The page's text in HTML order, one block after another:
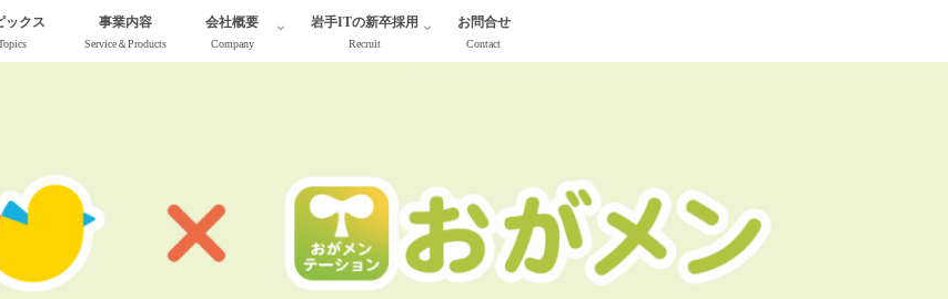
ックス 事業内容
Service＆Products
会社概要
Company
岩手ITの新卒採用
Recruit
お問合せ
Contact